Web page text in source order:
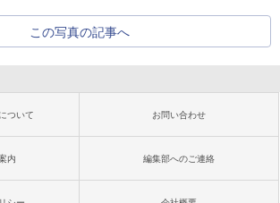
この写真の記事へ
ついて お問い合わせ
内 編集部へのご連絡